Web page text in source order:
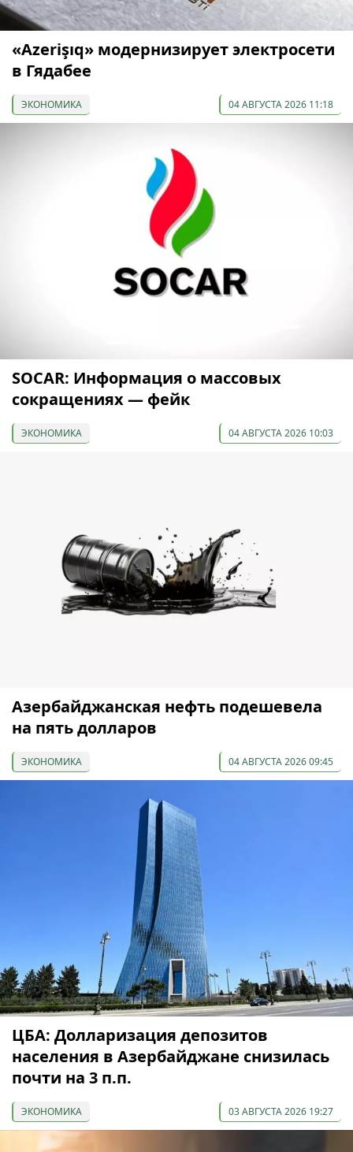
«Azerişıq» модернизирует электросети
в Гядабее
ЭКОНОМИКА 04 АВГУСТА 2026 11:18
SOCAR: Информация о массовых
сокращениях — фейк
ЭКОНОМИКА 04 АВГУСТА 2026 10:03
Азербайджанская нефть подешевела
на пять долларов
ЭКОНОМИКА 04 АВГУСТА 2026 09:45
ЦБА: Долларизация депозитов
населения в Азербайджане снизилась
почти на 3 п.п.
ЭКОНОМИКА 03 АВГУСТА 2026 19:27